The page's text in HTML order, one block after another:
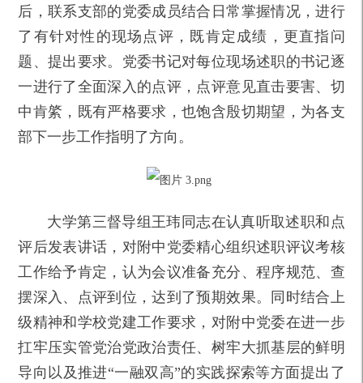
后，联系支部的党委成员结合日常掌握情况，进行
了有针对性的现场点评，既肯定成绩，更直指问
题、提出要求。党委书记对每位现场述职的书记逐
一进行了全面深入的点评，点评意见直击要害、切
中肯綮，既有严格要求，也饱含殷切期望，为各支
部下一步工作指明了方向。
大学第三督导组王玮同志在认真听取述职和点
评后发表讲话，对附中党委精心组织述职评议考核
工作给予肯定，认为会议准备充分、程序规范、查
摆深入、点评到位，达到了预期效果。同时结合上
级精神和学校党建工作要求，对附中党委在进一步
扛牢压实管党治党政治责任、树牢大抓基层的鲜明
导向以及推进“一融双高”的实践探索等方面提出了